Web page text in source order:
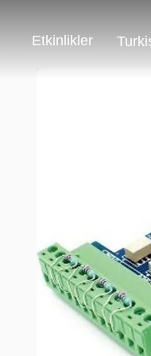
Etkinlikler